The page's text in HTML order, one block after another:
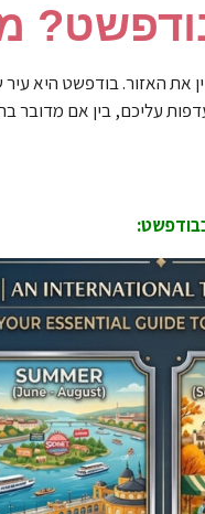
את האזור. בודפשט היא
עליכם, בין אם